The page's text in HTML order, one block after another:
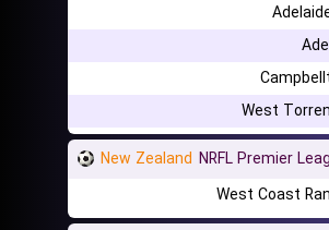
West
New Zealand NRFL Premier
West Coast